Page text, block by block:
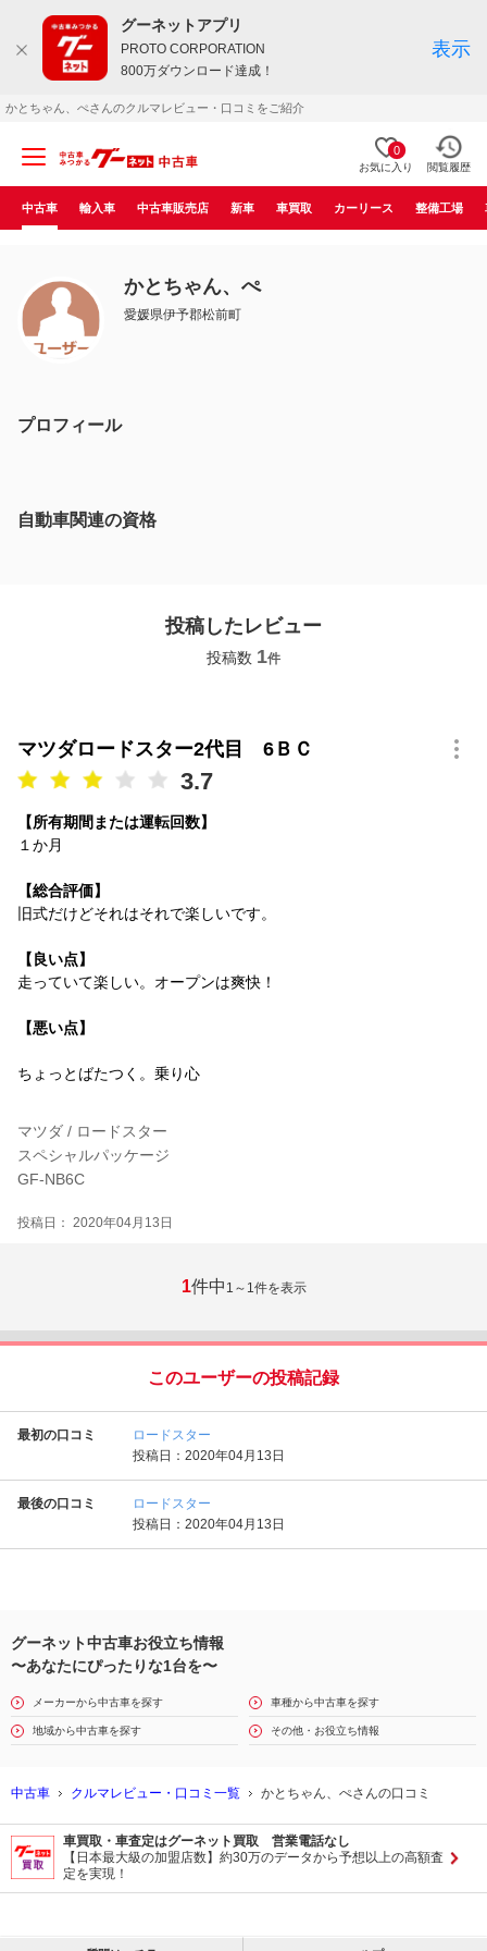
グーネットアプリ
PROTO CORPORATION
800万ダウンロード達成！
表示
かとちゃん、ぺさんのクルマレビュー・口コミをご紹介
0
お気に入り 閲覧履歴
中古車 輸入車 中古車販売店 新車 車買取 カーリース 整備工場
かとちゃん、ぺ
愛媛県伊予郡松前町
プロフィール
自動車関連の資格
投稿したレビュー
投稿数 1件
マツダロードスター2代目 6ＢＣ
3.7
【所有期間または運転回数】
１か月
【総合評価】
旧式だけどそれはそれで楽しいです。
【良い点】
走っていて楽しい。オープンは爽快！
【悪い点】
ちょっとばたつく。乗り心
マツダ / ロードスター
スペシャルパッケージ
GF-NB6C
投稿日： 2020年04月13日
1件中 1～1件を表示
このユーザーの投稿記録
最初の口コミ
ロードスター
投稿日：2020年04月13日
最後の口コミ
ロードスター
投稿日：2020年04月13日
グーネット中古車お役立ち情報
〜あなたにぴったりな1台を〜
メーカーから中古車を探す 車種から中古車を探す
地域から中古車を探す その他・お役立ち情報
中古車 クルマレビュー・口コミ一覧 かとちゃん、ぺさんの口コミ
車買取・車査定はグーネット買取 営業電話なし
【日本最大級の加盟店数】約30万のデータから予想以上の高額査
定を実現！